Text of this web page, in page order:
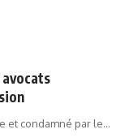
avocats
et condamné par le…